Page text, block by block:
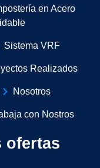
en Acero
Sistema VRF
Realizados
Nosotros
con Nostros
ofertas